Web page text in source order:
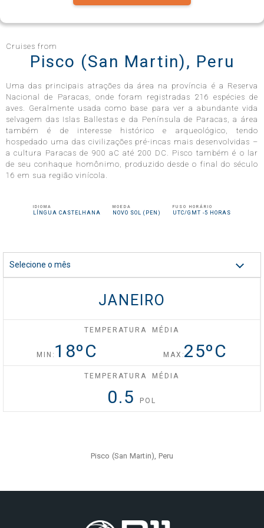
Infinity®
Millennium®
Reflection®
Silhouette®
Solstice®
Xcite℠
Cruises from
Pisco (San Martin), Peru
Uma das principais atrações da área na província é a Reserva
Nacional de Paracas, onde foram registradas 216 espécies de
aves. Geralmente usada como base para ver a abundante vida
selvagem das Islas Ballestas e da Península de Paracas, a área
também é de interesse histórico e arqueológico, tendo
hospedado uma das civilizações pré-incas mais desenvolvidas –
a cultura Paracas de 900 aC até 200 DC. Pisco também é o lar
de seu conhaque homônimo, produzido desde o final do século
16 em sua região vinícola.
IDIOMA
LÍNGUA CASTELHANA
MOEDA
NOVO SOL (PEN)
FUSO HORÁRIO
UTC/GMT -5 HORAS
Selecione o mês
JANEIRO
TEMPERATURA MÉDIA
MIN: 18ºC MAX:25ºC
TEMPERATURA MÉDIA
0.5 POL
Pisco (San Martin), Peru